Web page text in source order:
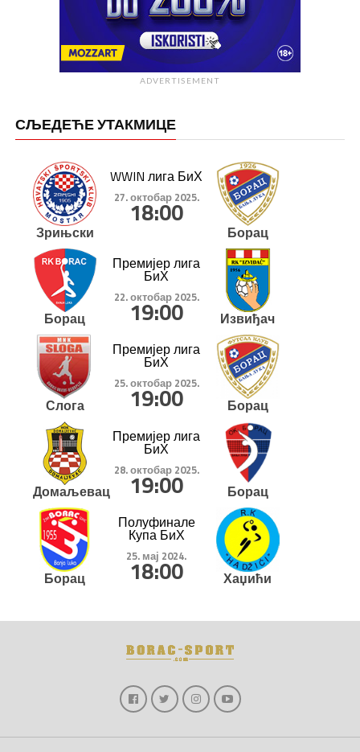
ADVERTISEMENT
СЉЕДЕЋЕ УТАКМИЦЕ
Зрињски
WWIN лига БиХ
27. октобар 2025.
18:00
Борац
Борац
Премијер лига
БиХ
22. октобар 2025.
19:00 Извиђач
Слога
Премијер лига
БиХ
25. октобар 2025.
19:00 Борац
Домаљевац
Премијер лига
БиХ
28. октобар 2025.
19:00 Борац
Борац
Полуфинале
Купа БиХ
25. мај 2024.
18:00 Хаџићи